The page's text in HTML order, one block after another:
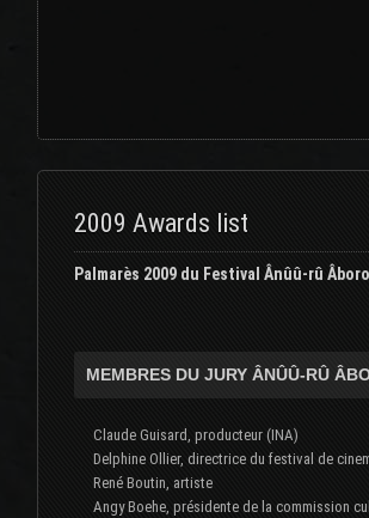
2009 Awards list
Palmarès 2009 du Festival Ânûû-rû Âboro
MEMBRES DU JURY ÂNÛÛ-RÛ
Claude Guisard, producteur (INA)
Delphine Ollier, directrice du festival de
René Boutin, artiste
Angy Boehe, présidente de la commission